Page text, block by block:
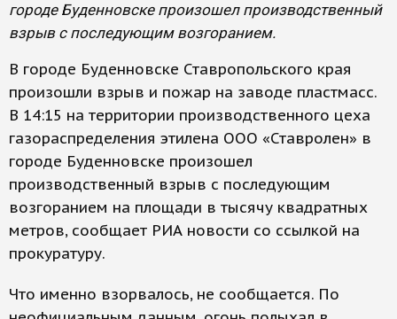
городе Буденновске произошел производственный
взрыв с последующим возгоранием.
В городе Буденновске Ставропольского края
произошли взрыв и пожар на заводе пластмасс.
В 14:15 на территории производственного цеха
газораспределения этилена ООО «Ставролен» в
городе Буденновске произошел
производственный взрыв с последующим
возгоранием на площади в тысячу квадратных
метров, сообщает РИА новости со ссылкой на
прокуратуру.
Что именно взорвалось, не сообщается. По